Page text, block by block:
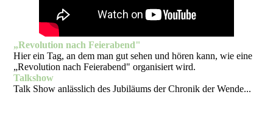
„Revolution nach Feierabend"
Hier ein Tag, an dem man gut sehen und hören kann, wie eine
„Revolution nach Feierabend" organisiert wird.
Talkshow
Talk Show anlässlich des Jubiläums der Chronik der Wende...